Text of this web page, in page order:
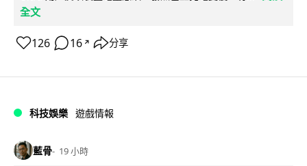
全文
126 16 ↗ 分享
科技娛樂 遊戲情報
藍骨 19 小時